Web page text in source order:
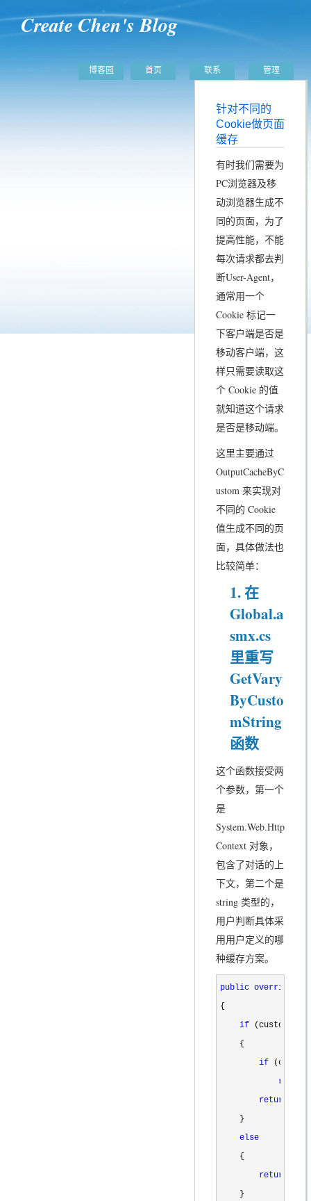
Create Chen's Blog
博客园 首页 联系 管理
针对不同的
Cookie做页面
缓存
有时我们需要为
PC浏览器及移
动浏览器生成不
同的页面，为了
提高性能，不能
每次请求都去判
断User-Agent，
通常用一个
Cookie 标记一
下客户端是否是
移动客户端，这
样只需要读取这
个 Cookie 的值
就知道这个请求
是否是移动端。
这里主要通过
OutputCacheByC
ustom 来实现对
不同的 Cookie
值生成不同的页
面，具体做法也
比较简单：
1. 在
Global.a
smx.cs
里重写
GetVary
ByCusto
mString
函数
这个函数接受两
个参数，第一个
是
System.Web.Http
Context 对象，
包含了对话的上
下文，第二个是
string 类型的，
用户判断具体采
用用户定义的哪
种缓存方案。
public override
{
if (custom ==
    {
if
return
return
    }
else
    {
return
    }